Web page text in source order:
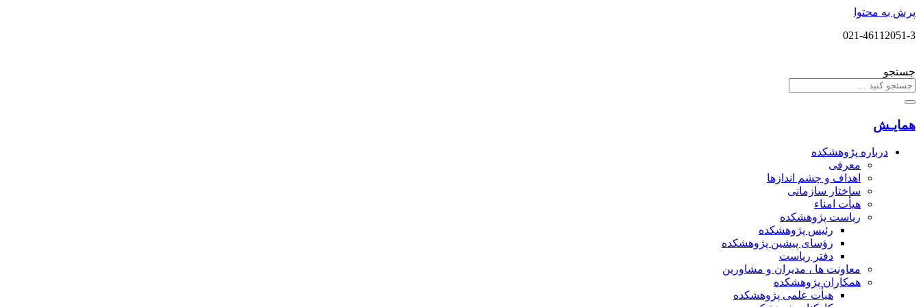
پرش به محتوا
021-46112051-3
جستجو
همایـش
درباره پڑوهشکده
معرفی
اهداف و چشم اندازها
ساختار سازمانی
هیأت امناء
ریاست پژوهشکده
رئیس پژوهشکده
رؤسای پیشین پژوهشکده
دفتر ریاست
معاونت ها ، مدیران و مشاورین
همکاران پژوهشکده
هیأت علمی پژوهشکده